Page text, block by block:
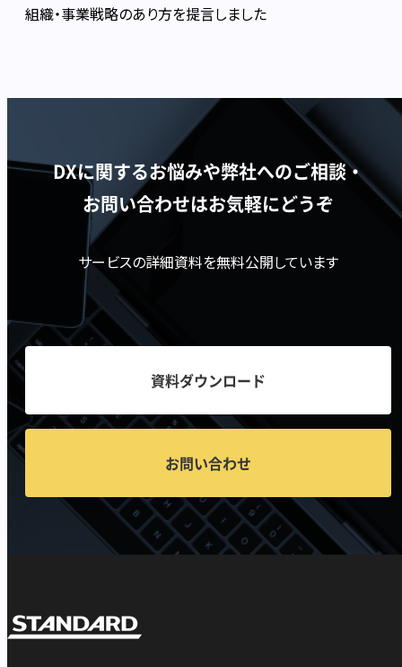
組織・事業戦略のあり方を提言しました
DXに関するお悩みや弊社へのご相談・
お問い合わせはお気軽にどうぞ
サービスの詳細資料を無料公開しています
資料ダウンロード
お問い合わせ